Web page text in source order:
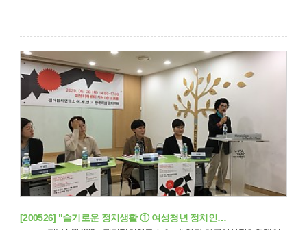
[200526] "슬기로운 정치생활 ① 여성청년 정치인…